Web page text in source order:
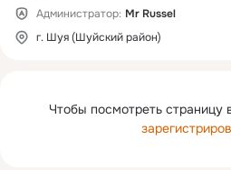
Чтобы посмотреть страницу
Администратор: Mr Russel
г. Шуя (Шуйский район)